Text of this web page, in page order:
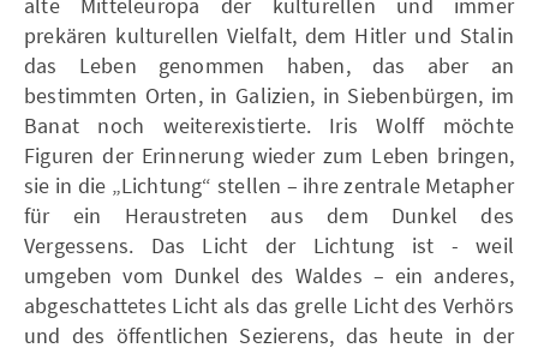
prekären kulturellen Vielfalt, dem Hitler und Stalin
das Leben genommen haben, das aber an
bestimmten Orten, in Galizien, in Siebenbürgen, im
Banat noch weiterexistierte. Iris Wolff möchte
Figuren der Erinnerung wieder zum Leben bringen,
sie in die „Lichtung“ stellen – ihre zentrale Metapher
für ein Heraustreten aus dem Dunkel des
Vergessens. Das Licht der Lichtung ist - weil
umgeben vom Dunkel des Waldes – ein anderes,
abgeschattetes Licht als das grelle Licht des Verhörs
und des öffentlichen Sezierens, das heute in der